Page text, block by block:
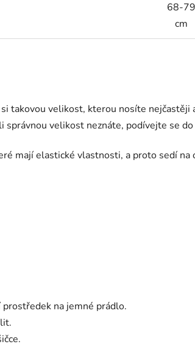
68-79
cm
takovou velikost, kterou nosíte
správnou velikost neznáte, podívejte se do
mají elastické vlastnosti, a proto sedí na
prostředek na jemné prádlo.